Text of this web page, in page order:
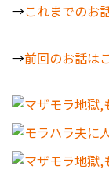
→これまでのお
→前回のお話は